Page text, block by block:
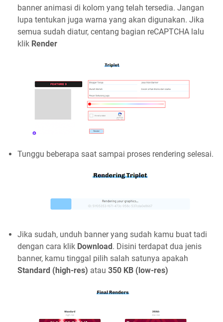
banner animasi di kolom yang telah tersedia. Jangan
lupa tentukan juga warna yang akan digunakan. Jika
semua sudah diatur, centang bagian reCAPTCHA lalu
klik Render
Tunggu beberapa saat sampai proses rendering selesai.
Jika sudah, unduh banner yang sudah kamu buat tadi
dengan cara klik Download . Disini terdapat dua jenis
banner, kamu tinggal pilih salah satunya apakah
Standard (high-res) atau 350 KB (low-res)